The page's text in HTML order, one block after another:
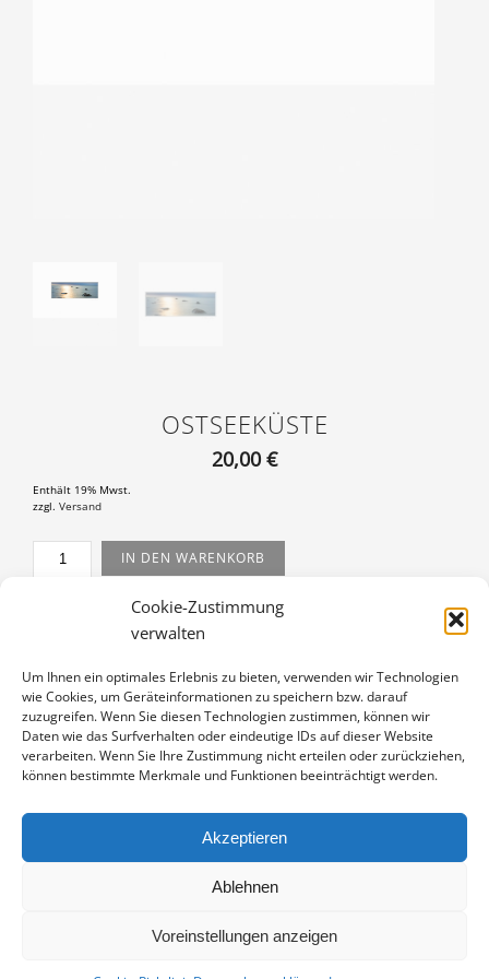
Cookie-Zustimmung
verwalten
Um Ihnen ein optimales Erlebnis zu bieten, verwenden wir Technologien
wie Cookies, um Geräteinformationen zu speichern bzw. darauf
zuzugreifen. Wenn Sie diesen Technologien zustimmen, können wir
Daten wie das Surfverhalten oder eindeutige IDs auf dieser Website
verarbeiten. Wenn Sie Ihre Zustimmung nicht erteilen oder zurückziehen,
können bestimmte Merkmale und Funktionen beeinträchtigt werden.
Akzeptieren
Ablehnen
Voreinstellungen anzeigen
OSTSEEKÜSTE
20,00 €
Enthält 19% Mwst.
zzgl. Versand
OSTSEEKÜSTEIN DEN WARENKORB
PP-15070080-2030
Passepartouts 20x30
BESCHREIBUNG
sichtbarer Ausschnitt ca. 5,5×16,5 cm, aufgezogen und in
weißem Passepartout montiert, Stärke 2,6 mm,
Außenmaß 20×30 cm, signiert.